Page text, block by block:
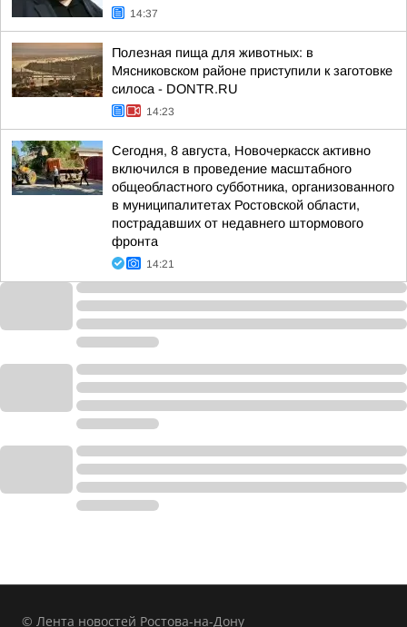
14:37
Полезная пища для животных: в
Мясниковском районе приступили к заготовке
силоса - DONTR.RU
14:23
Сегодня, 8 августа, Новочеркасск активно
включился в проведение масштабного
общеобластного субботника, организованного
в муниципалитетах Ростовской области,
пострадавших от недавнего штормового
фронта
14:21
© Лента новостей Ростова-на-Дону